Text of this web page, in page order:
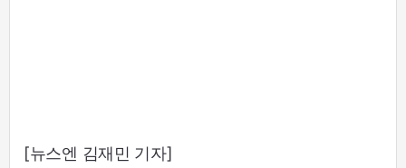
[뉴스엔 김재민 기자]